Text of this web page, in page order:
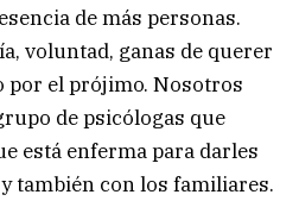
de más personas.
voluntad, ganas de querer
por el prójimo. Nosotros
de psicólogas que
está enferma para darles
también con los familiares.